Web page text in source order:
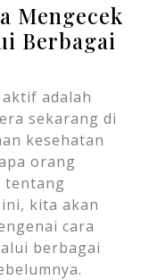
Mengecek
Berbagai
aktif adalah
sekarang di
kesehatan
orang
tentang
kita akan
cara
berbagai